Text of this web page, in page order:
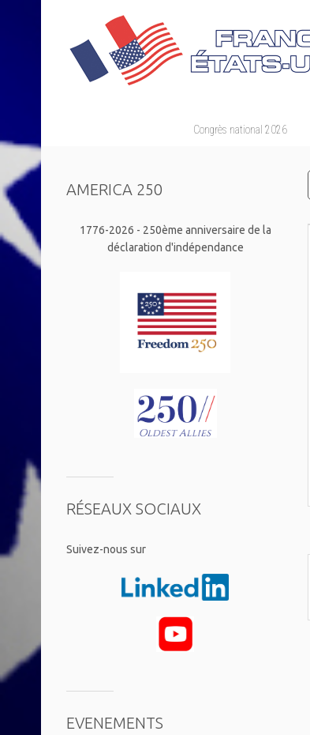
Congrès national 2026
AMERICA 250
1776-2026 - 250ème anniversaire de la
déclaration d'indépendance
RÉSEAUX SOCIAUX
​Suivez-nous sur
EVENEMENTS